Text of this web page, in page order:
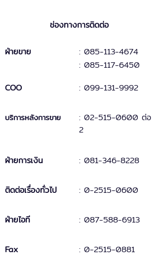
ช่องทางการติดต่อ
ฝ่ายขาย
: 085-113-4674
: 085-117-6450
COO
: 099-131-9992
บริการหลังการขาย : 02-515-0600 ต่อ
2
ฝ่ายการเงิน : 081-346-8228
ติดต่อเรื่องทั่วไป : 0-2515-0600
ฝ่ายไอที : 087-588-6913
Fax : 0-2515-0881